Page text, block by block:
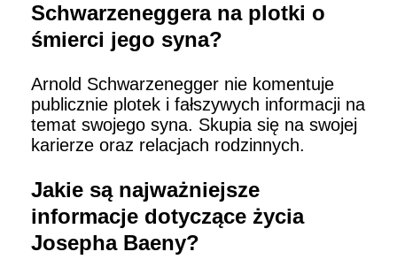
Schwarzeneggera na plotki o
śmierci jego syna?
Arnold Schwarzenegger nie komentuje
publicznie plotek i fałszywych informacji na
temat swojego syna. Skupia się na swojej
karierze oraz relacjach rodzinnych.
Jakie są najważniejsze
informacje dotyczące życia
Josepha Baeny?